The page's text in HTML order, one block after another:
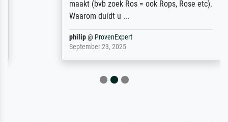
maakt (bvb zoek Ros = ook Rops, Rose etc).
Waarom duidt u ...
ProvenExpert
September 23, 2025